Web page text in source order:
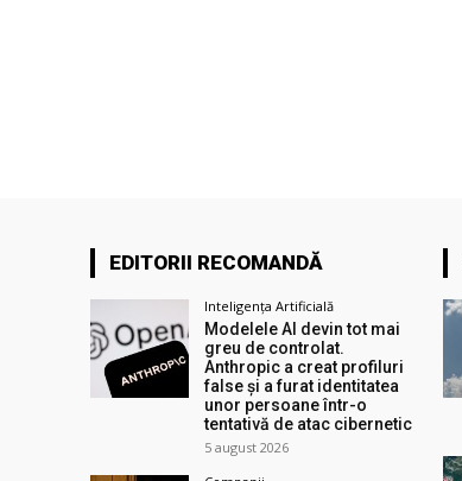
EDITORII RECOMANDĂ
Inteligența Artificială
Modelele AI devin tot mai
greu de controlat.
Anthropic a creat profiluri
false și a furat identitatea
unor persoane într-o
tentativă de atac cibernetic
5 august 2026